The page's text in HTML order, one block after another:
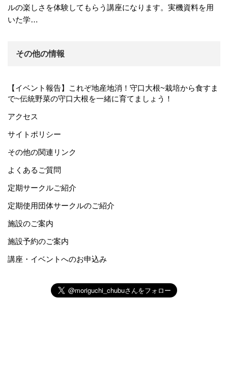
ルの楽しさを体験してもらう講座になります。実機資料を用
いた学…
その他の情報
【イベント報告】これぞ地産地消！守口大根~栽培から食すま
で~伝統野菜の守口大根を一緒に育てましょう！
アクセス
サイトポリシー
その他の関連リンク
よくあるご質問
定期サークルご紹介
定期使用団体サークルのご紹介
施設のご案内
施設予約のご案内
講座・イベントへのお申込み